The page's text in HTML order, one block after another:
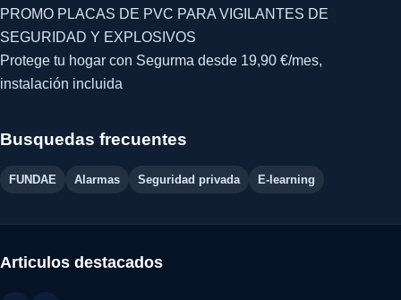
PROMO PLACAS DE PVC PARA VIGILANTES DE
SEGURIDAD Y EXPLOSIVOS
Protege tu hogar con Segurma desde 19,90 €/mes,
instalación incluida
Busquedas frecuentes
FUNDAE Alarmas Seguridad privada E-learning
Articulos destacados